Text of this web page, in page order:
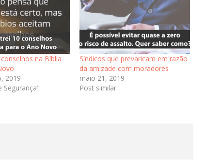
na Bíblia
2019
Segurança"
Síndicos que prevaricam em razão
da amizade com moradores
maio 21, 2019
Post similar